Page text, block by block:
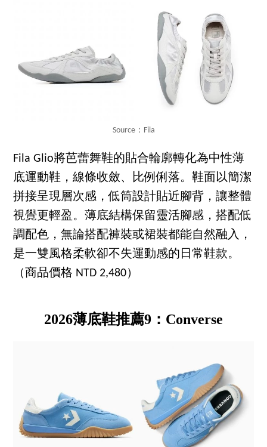
Source：Fila
Fila Glio將芭蕾舞鞋的貼合輪廓轉化為中性薄
底運動鞋，線條收斂、比例俐落。鞋面以簡潔
拼接呈現層次感，低筒設計貼近腳背，讓整體
視覺更輕盈。薄底結構保留靈活腳感，搭配低
調配色，無論搭配褲裝或裙裝都能自然融入，
是一雙風格柔軟卻不失運動感的日常鞋款。
（商品價格 NTD 2,480）
2026薄底鞋推薦9：Converse